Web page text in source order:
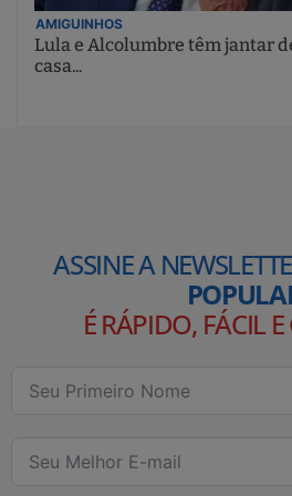
AMIGUINHOS
Lula e Alcolumbre têm jantar
casa...
ASSINE A
É RÁPIDO, FÁCIL